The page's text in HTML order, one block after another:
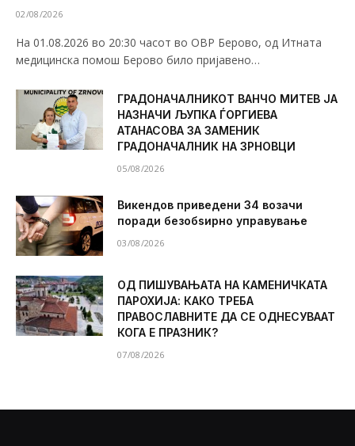
02/08/2026
На 01.08.2026 во 20:30 часот во ОВР Берово, од Итната
медицинска помош Берово било пријавено…
ГРАДОНАЧАЛНИКОТ ВАНЧО МИТЕВ ЈА
НАЗНАЧИ ЉУПКА ЃОРГИЕВА
АТАНАСОВА ЗА ЗАМЕНИК
ГРАДОНАЧАЛНИК НА ЗРНОВЦИ
05/08/2026
Викендов приведени 34 возачи
поради безобѕирно управување
03/08/2026
ОД ПИШУВАЊАТА НА КАМЕНИЧКАТА
ПАРОХИЈА: КАКО ТРЕБА
ПРАВОСЛАВНИТЕ ДА СЕ ОДНЕСУВААТ
КОГА Е ПРАЗНИК?
07/08/2026